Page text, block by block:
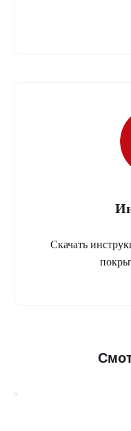
Скачать